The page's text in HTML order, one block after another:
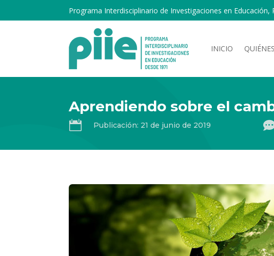
Programa Interdisciplinario de Investigaciones en Educación,
INICIO
Aprendiendo sobre el
 Publicación: 21 de junio de 2019